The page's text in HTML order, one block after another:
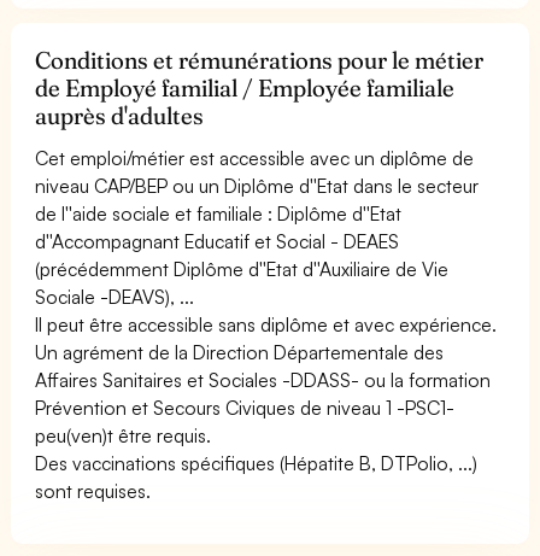
Conditions et rémunérations pour le métier
de Employé familial / Employée familiale
auprès d'adultes
Cet emploi/métier est accessible avec un diplôme de
niveau CAP/BEP ou un Diplôme d''Etat dans le secteur
de l''aide sociale et familiale : Diplôme d''Etat
d''Accompagnant Educatif et Social - DEAES
(précédemment Diplôme d''Etat d''Auxiliaire de Vie
Sociale -DEAVS), ...
Il peut être accessible sans diplôme et avec expérience.
Un agrément de la Direction Départementale des
Affaires Sanitaires et Sociales -DDASS- ou la formation
Prévention et Secours Civiques de niveau 1 -PSC1-
peu(ven)t être requis.
Des vaccinations spécifiques (Hépatite B, DTPolio, ...)
sont requises.